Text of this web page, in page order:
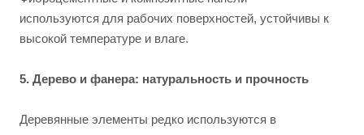
используются для рабочих поверхностей, устойчивы к
высокой температуре и влаге.
5. Дерево и фанера: натуральность и прочность
Деревянные элементы редко используются в